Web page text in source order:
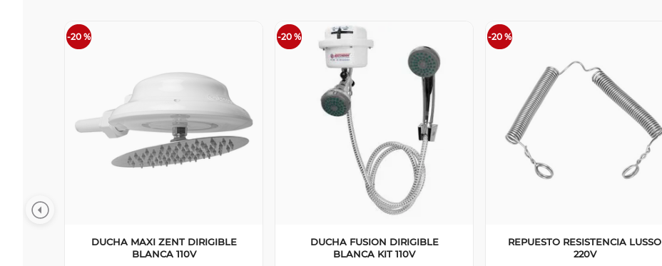
-20 %
DUCHA MAXI ZENT DIRIGIBLE
BLANCA 110V
-20 %
DUCHA FUSION DIRIGIBLE
BLANCA KIT 110V
-20 %
REPUESTO RESISTENCIA LUSSO
220V